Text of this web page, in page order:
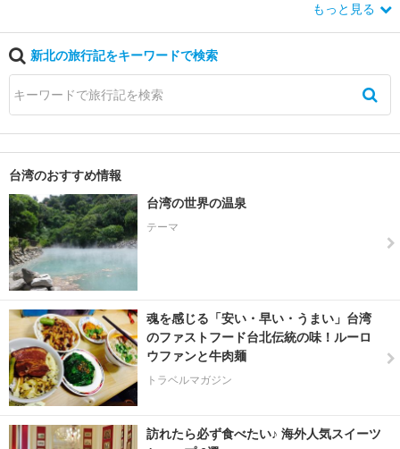
もっと見る
新北の旅行記をキーワードで検索
台湾のおすすめ情報
台湾の世界の温泉
テーマ
魂を感じる「安い・早い・うまい」台湾
のファストフード台北伝統の味！ルーロ
ウファンと牛肉麺
トラベルマガジン
訪れたら必ず食べたい♪ 海外人気スイーツ